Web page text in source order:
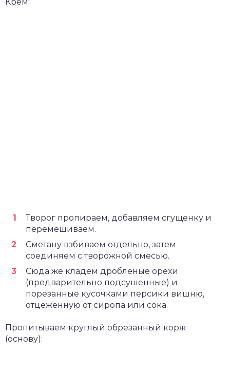
Творог пропираем, добавляем сгущенку и
перемешиваем.
Сметану взбиваем отдельно, затем
соединяем с творожной смесью.
Сюда же кладем дробленые орехи
(предварительно подсушенные) и
порезанные кусочками персики вишню,
отцеженную от сиропа или сока.
Пропитываем круглый обрезанный корж
(основу):